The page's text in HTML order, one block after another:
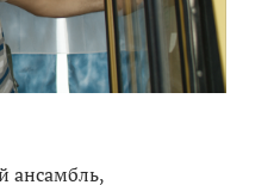
ансамбль,